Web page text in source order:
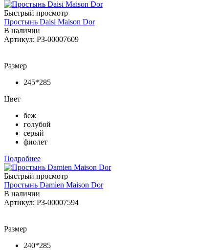
Быстрый просмотр
Простынь Daisi Maison Dor
В наличии
Артикул: РЗ-00007609
Размер
245*285
Цвет
беж
голубой
серый
фиолет
Подробнее
Быстрый просмотр
Простынь Damien Maison Dor
В наличии
Артикул: РЗ-00007594
Размер
240*285